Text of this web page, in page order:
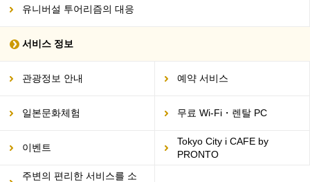
유니버설 투어리즘의 대응
서비스 정보
관광정보 안내 예약 서비스
일본문화체험 무료 Wi-Fi・렌탈 PC
이벤트
Tokyo City i CAFE by
PRONTO
주변의 편리한 서비스를 소